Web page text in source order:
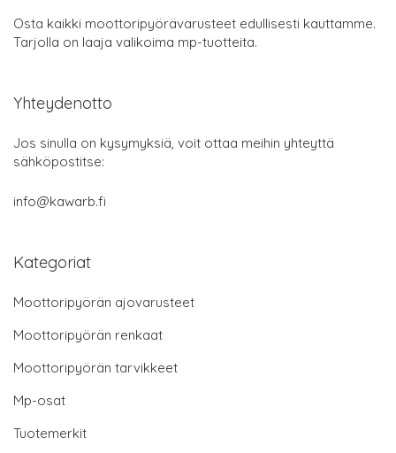
Osta kaikki moottoripyörävarusteet edullisesti kauttamme.
Tarjolla on laaja valikoima mp-tuotteita.
Yhteydenotto
Jos sinulla on kysymyksiä, voit ottaa meihin yhteyttä
sähköpostitse:
info@kawarb.fi
Kategoriat
Moottoripyörän ajovarusteet
Moottoripyörän renkaat
Moottoripyörän tarvikkeet
Mp-osat
Tuotemerkit